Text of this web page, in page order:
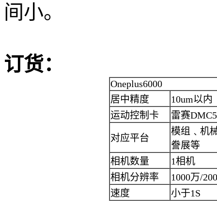
间小。
订货：
Oneplus6000
居中精度
10um以内
运动控制卡
雷赛
对应平台
模组﹑机
誊展等
相机数量
1相机
相机分辨率
1000万/
速度
小于1S